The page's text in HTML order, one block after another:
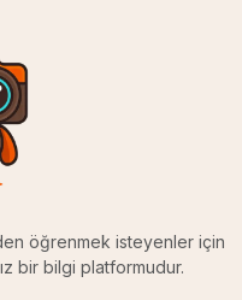
öğrenmek isteyenler için
bir bilgi platformudur.